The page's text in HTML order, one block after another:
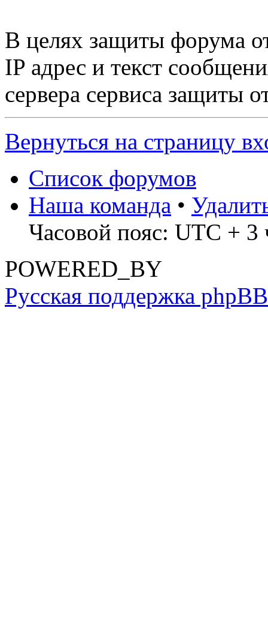
В целях защиты форума
IP адрес и текст
сервера сервиса защиты
Вернуться на страницу
Список форумов
Наша команда •
Часовой пояс: UTC + 3
POWERED_BY
Русская поддержка phpBB